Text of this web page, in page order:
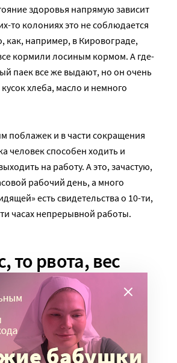
здоровья напрямую зависит
то колониях это не соблюдается
как, например, в Кировограде,
кормили лосиным кормом. А где-
паек все же выдают, но он очень
хлеба, масло и немного
поблажек и в части сокращения
человек способен ходить и
на работу. А это, зачастую,
рабочий день, а много
есть свидетельства о 10-ти,
часах непрерывной работы.
то рвота, вес
Новости